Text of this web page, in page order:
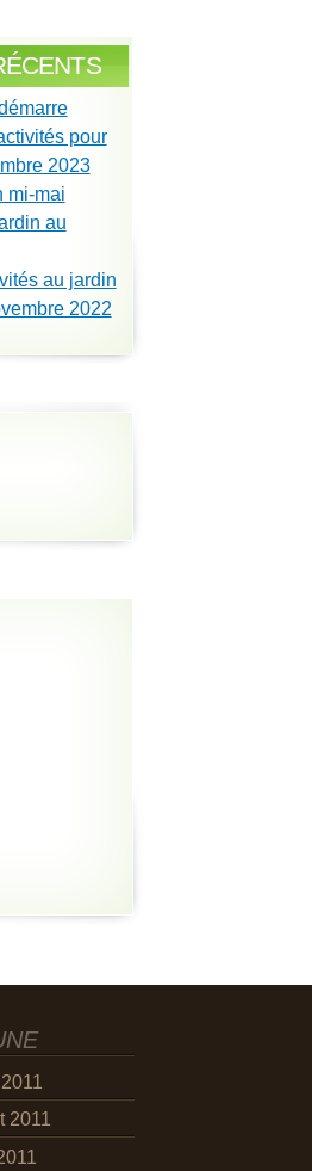
pour
2023
mi-mai
au
au jardin
2022
2011